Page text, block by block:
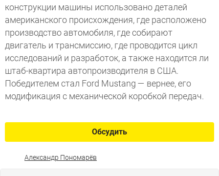
конструкции машины использовано деталей
американского происхождения, где расположено
производство автомобиля, где собирают
двигатель и трансмиссию, где проводится цикл
исследований и разработок, а также находится ли
штаб-квартира автопроизводителя в США.
Победителем стал Ford Mustang — вернее, его
модификация с механической коробкой передач.
Обсудить
Александр Пономарёв